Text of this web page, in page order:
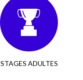
STAGES ADULTES